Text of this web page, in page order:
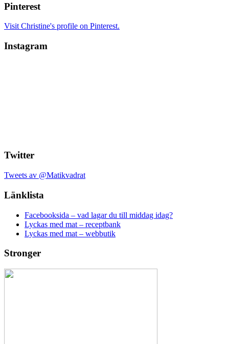
Pinterest
Visit Christine's profile on Pinterest.
Instagram
Twitter
Tweets av @Matikvadrat
Länklista
Facebooksida – vad lagar du till middag idag?
Lyckas med mat – receptbank
Lyckas med mat – webbutik
Stronger